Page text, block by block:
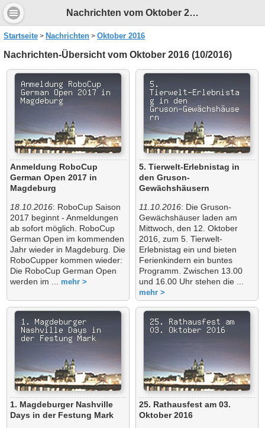
Nachrichten vom Oktober 2016
Startseite Nachrichten Oktober 2016
Nachrichten-Übersicht vom Oktober 2016 (10/2016)
Anmeldung RoboCup
German Open 2017 in
Magdeburg
18.10.2016: RoboCup Saison
2017 beginnt - Anmeldungen
ab sofort möglich. RoboCup
German Open im kommenden
Jahr wieder in Magdeburg. Die
RoboCupper kommen wieder:
Die RoboCup German Open
werden im ... mehr >
5. Tierwelt-Erlebnistag in
den Gruson-
Gewächshäusern
11.10.2016: Die Gruson-
Gewächshäuser laden am
Mittwoch, den 12. Oktober
2016, zum 5. Tierwelt-
Erlebnistag ein und bieten
Ferienkindern ein buntes
Programm. Zwischen 13.00
und 16.00 Uhr stehen die ...
mehr >
1. Magdeburger Nashville
Days in der Festung Mark
25. Rathausfest am 03.
Oktober 2016